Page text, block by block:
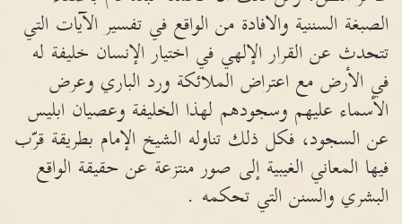
الصبغة السننية والافادة من الواقع في تفسير الآيات التي
تتحدث عن القرار الإلهي في اختيار الإنسان خليفة له
في الأرض مع اعتراض الملائكة ورد الباري وعرض
الأسماء عليهم وسجودهم لهذا الخليفة وعصيان ابليس
عن السجود، فكل ذلك تناوله الشيخ الإمام بطريقة قرّب
فيها المعاني الغيبية إلى صور منتزعة عن حقيقة الواقع
البشري والسنن التي تحكمه .